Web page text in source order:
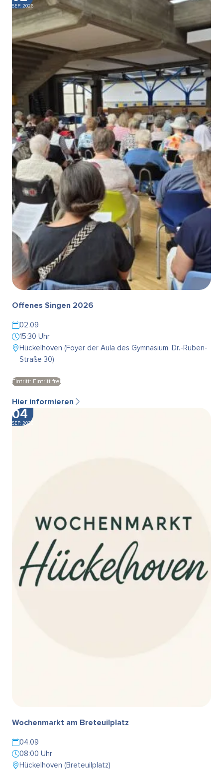
SEP. 2026
Offenes Singen 2026
02.09
15:30 Uhr
Hückelhoven (Foyer der Aula des Gymnasium, Dr.-Ruben-
Straße 30)
Eintritt: Eintritt frei
Hier informieren
04
SEP. 2026
Wochenmarkt am Breteuilplatz
04.09
08:00 Uhr
Hückelhoven (Breteuilplatz)